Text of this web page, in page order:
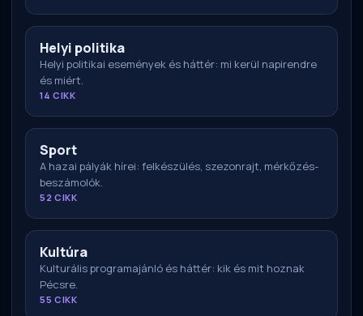
Helyi politika
Helyi politikai események és háttér: mi kerül napirendre
és miért.
14 CIKK
Sport
A hazai pályák hírei: felkészülés, szezonrajt, mérkőzés-
beszámolók.
52 CIKK
Kultúra
Kulturális programajánló és háttér: kik és mit hoznak
Pécsre.
55 CIKK